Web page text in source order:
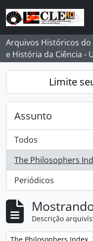
Skip to main content
Arquivos Históricos do
e História da Ciência -
Limite
Assunto
Todos
The Philosophers
, 1 resultados
Periódicos
, 1 resultados
Descrição
Remover filtro: